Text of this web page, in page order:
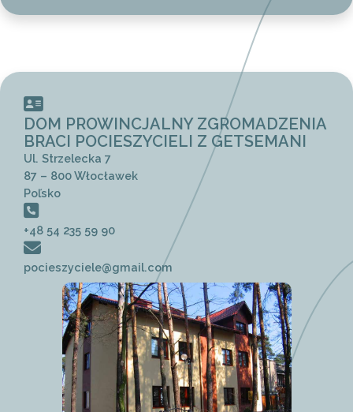
DOM PROWINCJALNY ZGROMADZENIA
BRACI POCIESZYCIELI Z GETSEMANI
Ul. Strzelecka 7
87 – 800 Włocławek
Poľsko
+48 54 235 59 90
pocieszyciele@gmail.com